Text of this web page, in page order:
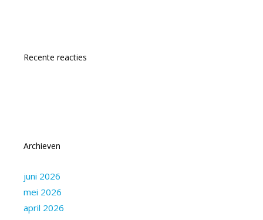
Recente reacties
Archieven
juni 2026
mei 2026
april 2026